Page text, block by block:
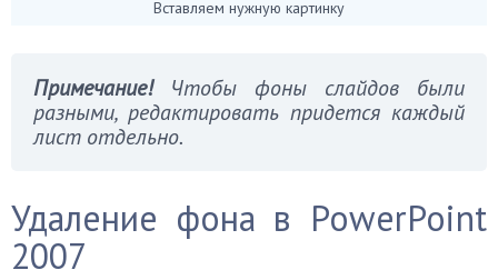
Вставляем нужную картинку
Примечание! Чтобы фоны слайдов были
разными, редактировать придется каждый
лист отдельно.
Удаление фона в PowerPoint
2007